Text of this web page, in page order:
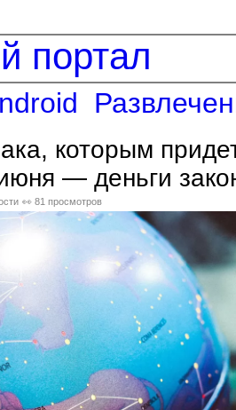
портал
которым
— деньги
👀 81 просмотров